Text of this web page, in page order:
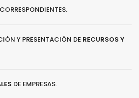
Y PRESENTACIÓN DE RECURSOS Y
DE EMPRESAS.